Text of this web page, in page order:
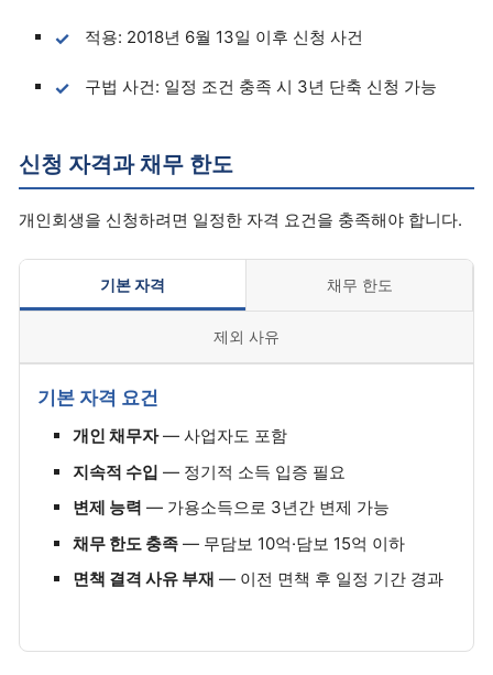
적용: 2018년 6월 13일 이후 신청 사건
구법 사건: 일정 조건 충족 시 3년 단축 신청 가능
신청 자격과 채무 한도
개인회생을 신청하려면 일정한 자격 요건을 충족해야 합니다.
기본 자격 채무 한도
제외 사유
기본 자격 요건
개인 채무자— 사업자도 포함
지속적 수입 — 정기적 소득 입증 필요
변제 능력 — 가용소득으로 3년간 변제 가능
채무 한도 충족 — 무담보 10억·담보 15억 이하
면책 결격 사유 부재 — 이전 면책 후 일정 기간 경과